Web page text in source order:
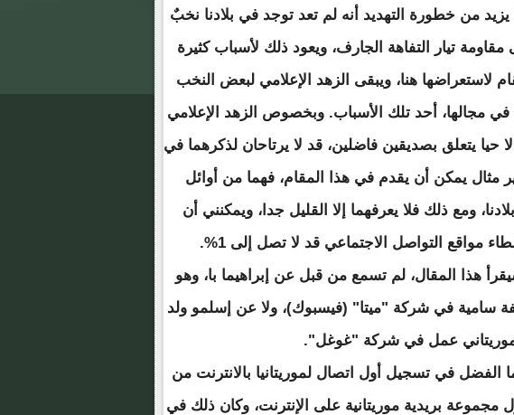
من خطورة التهديد أنه لم تعد توجد في بلادنا نخبٌ
تيار التفاهة الجارف، ويعود ذلك لأسباب كثيرة
لاستعراضها هنا، ويبقى الزهد الإعلامي لبعض النخب
مجالها، أحد تلك الأسباب. وبخصوص الزهد الإعلامي
حيا يتعلق بصديقين فاضلين، قد لا يرتاحان لذكرهما في
مثال يمكن أن يقدم في هذا المقام، فهما من أوائل
ومع ذلك فلا يعرفهما إلا القليل جدا، ويمكنني أن
مواقع التواصل الاجتماعي قد لا تصل إلى 1%.
هذا المقال، لم تسمع من قبل عن إبراهيما با، وهو
سامية في شركة "ميتا" (فيسبوك)، ولا عن إسلمو ولد
موريتاني عمل في شركة "غوغل".
الفضل في تسجيل أول اتصال لموريتانيا بالانترنت من
مجموعة بريدية موريتانية على الإنترنت، وكان ذلك في